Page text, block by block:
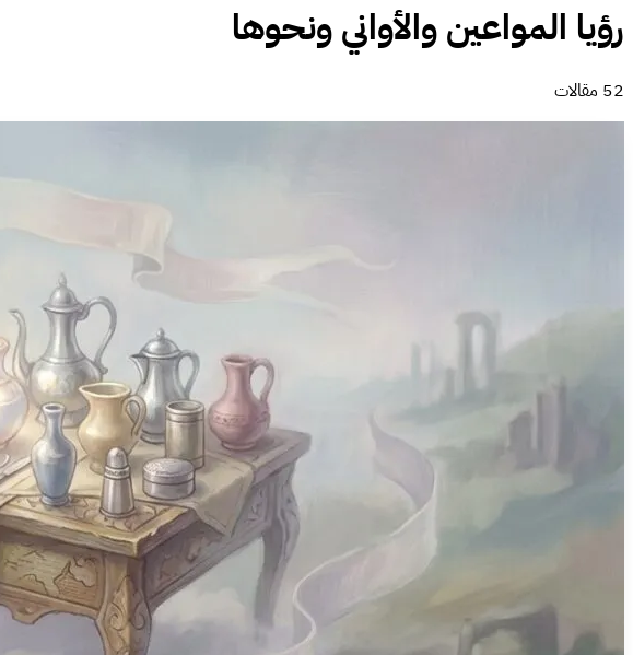
رؤيا المواعين والأواني ونحوها
52 مقالات